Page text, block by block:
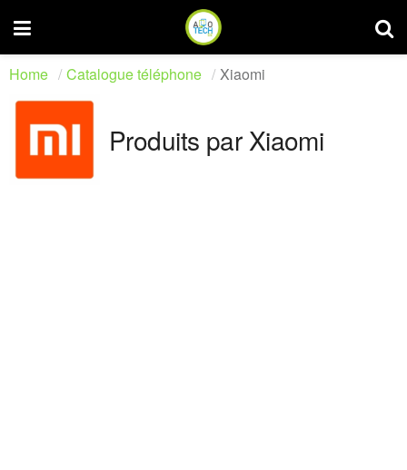
Home Catalogue téléphone Xiaomi
Produits par Xiaomi